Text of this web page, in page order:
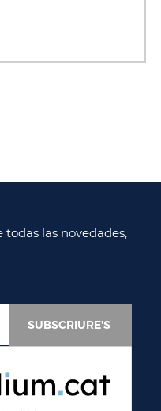
las novedades,